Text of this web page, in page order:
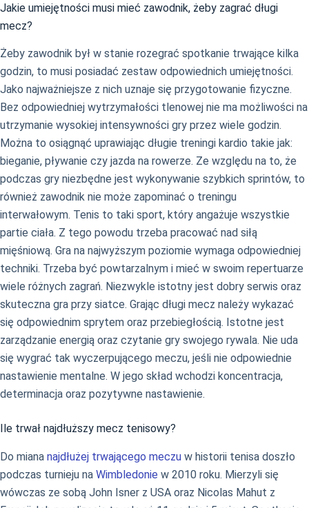
Jakie umiejętności musi mieć zawodnik, żeby zagrać długi
mecz?
Żeby zawodnik był w stanie rozegrać spotkanie trwające kilka
godzin, to musi posiadać zestaw odpowiednich umiejętności.
Jako najważniejsze z nich uznaje się przygotowanie fizyczne.
Bez odpowiedniej wytrzymałości tlenowej nie ma możliwości na
utrzymanie wysokiej intensywności gry przez wiele godzin.
Można to osiągnąć uprawiając długie treningi kardio takie jak:
bieganie, pływanie czy jazda na rowerze. Ze względu na to, że
podczas gry niezbędne jest wykonywanie szybkich sprintów, to
również zawodnik nie może zapominać o treningu
interwałowym. Tenis to taki sport, który angażuje wszystkie
partie ciała. Z tego powodu trzeba pracować nad siłą
mięśniową. Gra na najwyższym poziomie wymaga odpowiedniej
techniki. Trzeba być powtarzalnym i mieć w swoim repertuarze
wiele różnych zagrań. Niezwykle istotny jest dobry serwis oraz
skuteczna gra przy siatce. Grając długi mecz należy wykazać
się odpowiednim sprytem oraz przebiegłością. Istotne jest
zarządzanie energią oraz czytanie gry swojego rywala. Nie uda
się wygrać tak wyczerpującego meczu, jeśli nie odpowiednie
nastawienie mentalne. W jego skład wchodzi koncentracja,
determinacja oraz pozytywne nastawienie.
Ile trwał najdłuższy mecz tenisowy?
Do miana najdłużej trwającego meczu w historii tenisa doszło
podczas turnieju na Wimbledonie w 2010 roku. Mierzyli się
wówczas ze sobą John Isner z USA oraz Nicolas Mahut z